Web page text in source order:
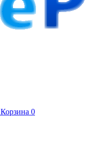
Корзина 0